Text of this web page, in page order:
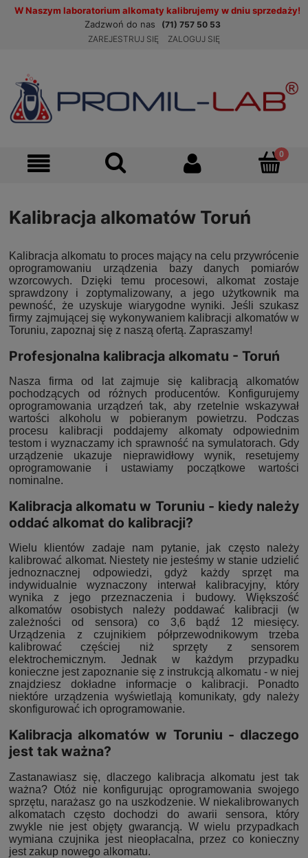
W Naszym laboratorium alkomaty kalibrujemy w dniu sprzedaży!
Zadzwoń do nas
(71) 757 50 53
ZAREJESTRUJ SIĘ
ZALOGUJ SIĘ
Kalibracja alkomatów Toruń
Kalibracja alkomatu to proces mający na celu przywrócenie
oprogramowaniu urządzenia bazy danych pomiarów
wzorcowych. Dzięki temu procesowi, alkomat zostaje
sprawdzony i zoptymalizowany, a jego użytkownik ma
pewność, że uzyskuje wiarygodne wyniki. Jeśli szukasz
firmy zajmującej się wykonywaniem kalibracji alkomatów w
Toruniu, zapoznaj się z naszą ofertą. Zapraszamy!
Profesjonalna kalibracja alkomatu - Toruń
Nasza firma od lat zajmuje się kalibracją alkomatów
pochodzących od różnych producentów. Konfigurujemy
oprogramowania urządzeń tak, aby rzetelnie wskazywał
wartości alkoholu w pobieranym powietrzu. Podczas
procesu kalibracji poddajemy alkomaty odpowiednim
testom i wyznaczamy ich sprawność na symulatorach. Gdy
urządzenie ukazuje nieprawidłowy wynik, resetujemy
oprogramowanie i ustawiamy początkowe wartości
nominalne.
Kalibracja alkomatu w Toruniu - kiedy należy
oddać alkomat do kalibracji?
Wielu klientów zadaje nam pytanie, jak często należy
kalibrować alkomat. Niestety nie jesteśmy w stanie udzielić
jednoznacznej odpowiedzi, gdyż każdy sprzęt ma
indywidualnie wyznaczony interwał kalibracyjny, który
wynika z jego przeznaczenia i budowy. Większość
alkomatów osobistych należy poddawać kalibracji (w
zależności od sensora) co 3,6 bądź 12 miesięcy.
Urządzenia z czujnikiem półprzewodnikowym trzeba
kalibrować częściej niż sprzęty z sensorem
elektrochemicznym. Jednak w każdym przypadku
konieczne jest zapoznanie się z instrukcją alkomatu - w niej
znajdziesz dokładne informacje o kalibracji. Ponadto
niektóre urządzenia wyświetlają komunikaty, gdy należy
skonfigurować ich oprogramowanie.
Kalibracja alkomatów w Toruniu - dlaczego
jest tak ważna?
Zastanawiasz się, dlaczego kalibracja alkomatu jest tak
ważna? Otóż nie konfigurując oprogramowania swojego
sprzętu, narażasz go na uszkodzenie. W niekalibrowanych
alkomatach często dochodzi do awarii sensora, który
zwykle nie jest objęty gwarancją. W wielu przypadkach
wymiana czujnika jest nieopłacalna, przez co konieczny
jest zakup nowego alkomatu.